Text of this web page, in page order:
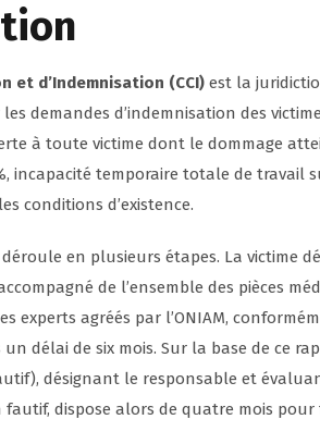
et d’Indemnisation (CCI) est la
demandes d’indemnisation des
à toute victime dont le dommage
incapacité temporaire totale de travail
conditions d’existence.
en plusieurs étapes. La victime
de l’ensemble des pièces
experts agréés par l’ONIAM,
délai de six mois. Sur la base de ce
désignant le responsable et
fautif, dispose alors de quatre mois